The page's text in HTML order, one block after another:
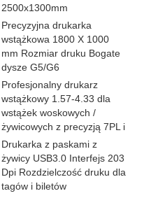
2500x1300mm
Precyzyjna drukarka
wstążkowa 1800 X 1000
mm Rozmiar druku Bogate
dysze G5/G6
Profesjonalny drukarz
wstążkowy 1.57-4.33 dla
wstążek woskowych /
żywicowych z precyzją 7PL i
Drukarka z paskami z
żywicy USB3.0 Interfejs 203
Dpi Rozdzielczość druku dla
tagów i biletów